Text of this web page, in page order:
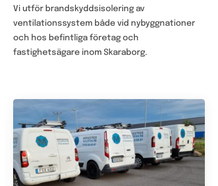
Vi utför brandskyddsisolering av
ventilationssystem både vid nybyggnationer
och hos befintliga företag och
fastighetsägare inom Skaraborg.